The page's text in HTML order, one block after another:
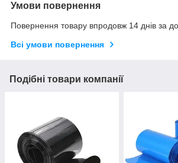
Умови повернення
Повернення товару впродовж 14 днів за
Всі умови повернення
Подібні товари компанії